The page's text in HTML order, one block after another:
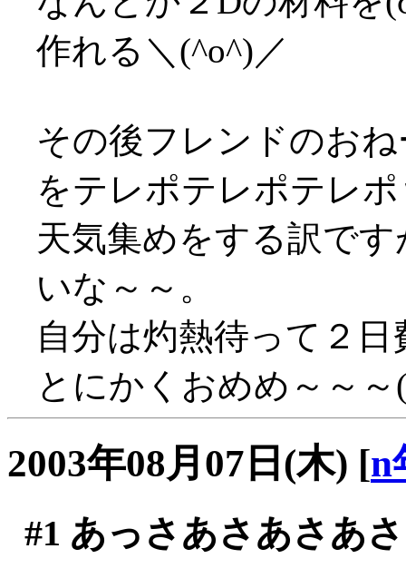
作れる＼(^o^)／
その後フレンドのお
をテレポテレポテレ
天気集めをする訳で
いな～～。
自分は灼熱待って２
とにかくおめめ～～
2003年08月07日(木) [n
#1 あっさあさあさあ